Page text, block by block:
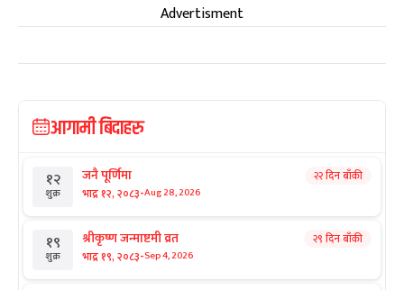
Advertisment
आगामी बिदाहरु
१२
शुक्र
जनै पूर्णिमा
भाद्र १२, २०८३-Aug 28, 2026
२२ दिन बाँकी
१९
शुक्र
श्रीकृष्ण जन्माष्टमी व्रत
भाद्र १९, २०८३-Sep 4, 2026
२९ दिन बाँकी